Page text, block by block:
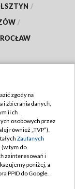
/
/
zgody na
i zbierania danych,
i ich
osobowych przez
również „TVP”),
Zaufanych
(w tym do
zainteresowań i
poniżej, a
PPID do Google.